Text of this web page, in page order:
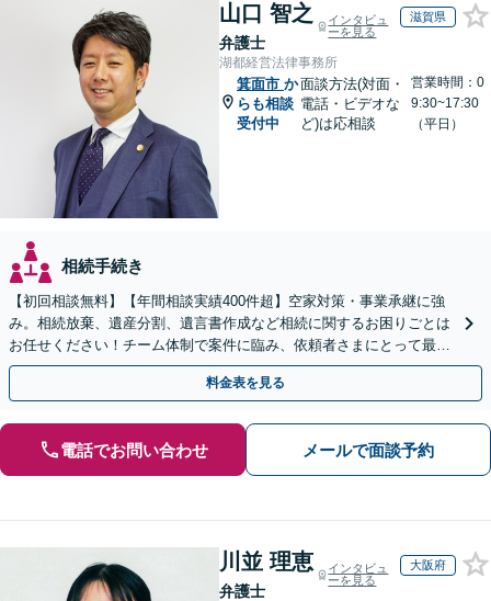
山口 智之
弁護士
インタビュ
ーを見る
滋賀県
湖都経営法律事務所
箕面市 か
らも相談
受付中
面談方法(対面・
電話・ビデオな
ど)は応相談
営業時間：0
9:30~17:30
（平日）
相続手続き
【初回相談無料】【年間相談実績400件超】空家対策・事業承継に強
み。相続放棄、遺産分割、遺言書作成など相続に関するお困りごとは
お任せください！チーム体制で案件に臨み、依頼者さまにとって最善
の解決を目指します【堅田駅4分】【無料駐車場あり】
料金表を見る
電話でお問い合わせ メールで面談予約
川並 理恵
弁護士
インタビュ
ーを見る
大阪府